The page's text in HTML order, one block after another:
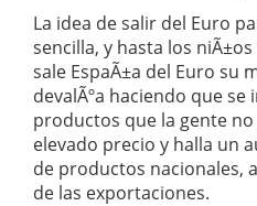
La idea de salir del Euro
sencilla, y hasta los
sale EspaÃ±a del Euro su
devalÃºa haciendo que
productos que la gente
elevado precio y halla un
de productos nacionales,
de las exportaciones.